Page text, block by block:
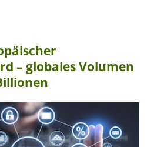
– globales Volumen